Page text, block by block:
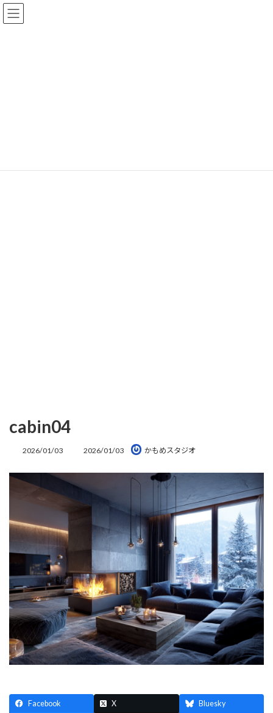
コ
ン
ナ
ビ
cabin04
2026/01/03
最
日
2026/01/03 かもめスタジオ
Facebook X Bluesky